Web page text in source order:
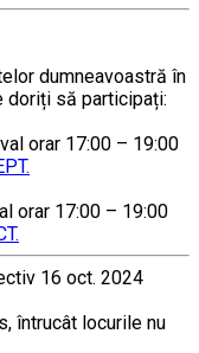
dumneavoastră în
doriți să participați:
orar 17:00 – 19:00
orar 17:00 – 19:00
16 oct. 2024
întrucât locurile nu